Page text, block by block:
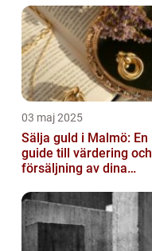
03 maj 2025
Sälja guld i Malmö: En
guide till värdering och
försäljning av dina